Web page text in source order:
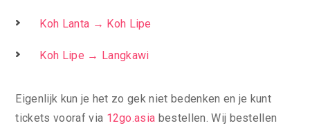
Koh Lanta → Koh Lipe
Koh Lipe → Langkawi
Eigenlijk kun je het zo gek niet bedenken en je kunt
tickets vooraf via 12go.asia bestellen. Wij bestellen